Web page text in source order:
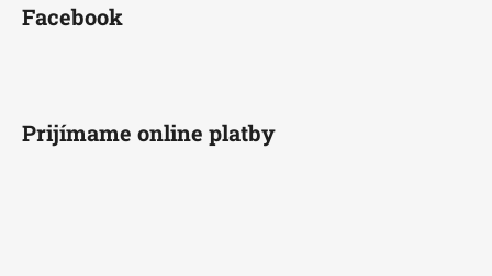
Facebook
Prijímame online platby